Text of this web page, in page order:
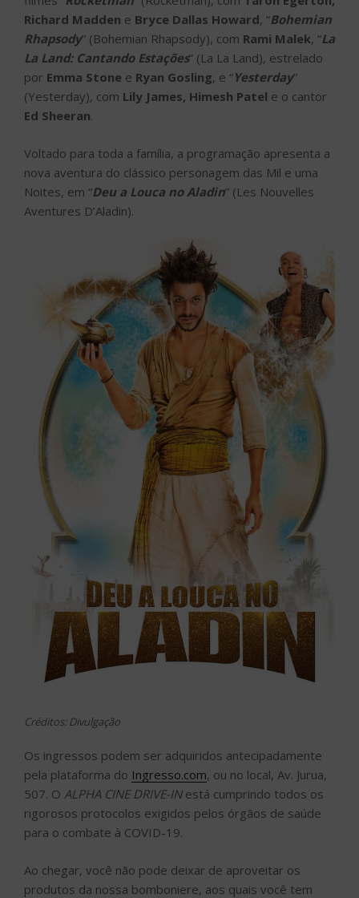
Richard Madden e Bryce Dallas Howard, “Bohemian
Rhapsody” (Bohemian Rhapsody), com Rami Malek, “La
La Land: Cantando Estações” (La La Land), estrelado
por Emma Stone e Ryan Gosling, e “Yesterday”
(Yesterday), com Lily James, Himesh Patel e o cantor
Ed Sheeran.
Voltado para toda a família, a programação apresenta a
nova aventura do clássico personagem das Mil e uma
Noites, em “Deu a Louca no Aladin” (Les Nouvelles
Aventures D’Aladin).
Créditos: Divulgação
Os ingressos podem ser adquiridos antecipadamente
pela plataforma do Ingresso.com, ou no local, Av. Jurua,
507. O ALPHA CINE DRIVE-INestá cumprindo todos os
rigorosos protocolos exigidos pelos órgãos de saúde
para o combate à COVID-19.
Ao chegar, você não pode deixar de aproveitar os
produtos da nossa bomboniere, aos quais você tem